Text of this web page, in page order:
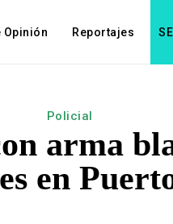
Opinión Reportajes
Policial
arma
en